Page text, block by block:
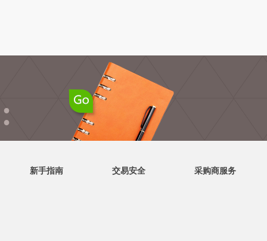
●
●
新手指南 交易安全 采购商服务